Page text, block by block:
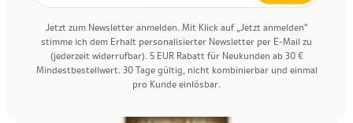
Jetzt zum Newsletter anmelden. Mit Klick auf „Jetzt anmelden“
stimme ich dem Erhalt personalisierter Newsletter per E-Mail zu
(jederzeit widerrufbar). 5 EUR Rabatt für Neukunden ab 30 €
Mindestbestellwert. 30 Tage gültig, nicht kombinierbar und einmal
pro Kunde einlösbar.